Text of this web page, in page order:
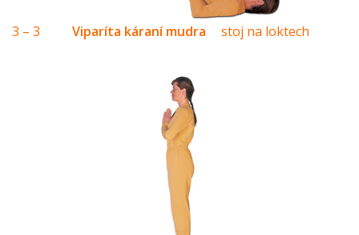
3 – 3 Viparíta káraní mudra stoj na loktech